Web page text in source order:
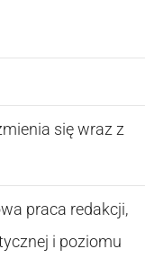
się wraz z
praca redakcji,
i poziomu